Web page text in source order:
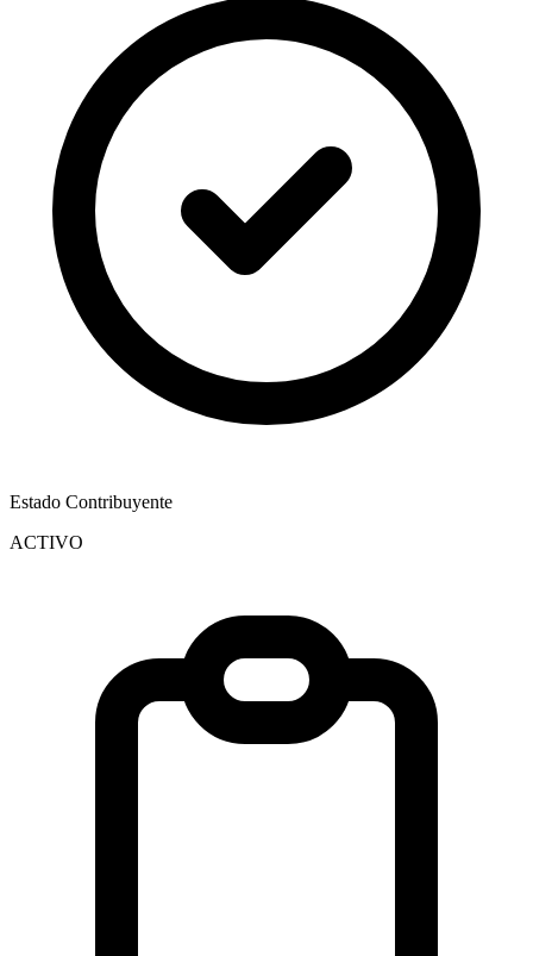
Estado Contribuyente
ACTIVO